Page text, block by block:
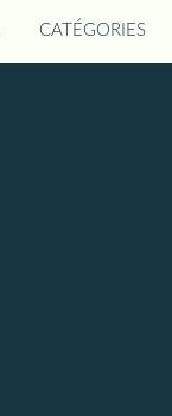
CATÉGORIES